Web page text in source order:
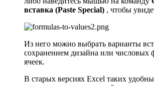
вставка (Paste Special) , чтобы
Из него можно выбрать варианты
сохранением дизайна или числовых
ячеек.
В старых версиях Excel таких